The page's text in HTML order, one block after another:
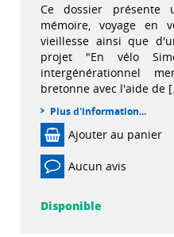
Ce dossier
mémoire, voyage en
vieillesse ainsi que
projet "En vélo
intergénérationnel
bretonne avec l'aide de
Plus d'information...
Ajouter au panier
Aucun avis
Disponible